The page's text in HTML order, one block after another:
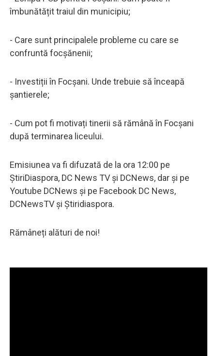
îmbunătățit traiul din municipiu;
- Care sunt principalele probleme cu care se
confruntă focșănenii;
- Investiții în Focșani. Unde trebuie să înceapă
șantierele;
- Cum pot fi motivați tinerii să rămână în Focșani
după terminarea liceului.
Emisiunea va fi difuzată de la ora 12:00 pe
ȘtiriDiaspora, DC News TV și DCNews, dar și pe
Youtube DCNews și pe Facebook DC News,
DCNewsTV și Știridiaspora.
Rămâneți alături de noi!